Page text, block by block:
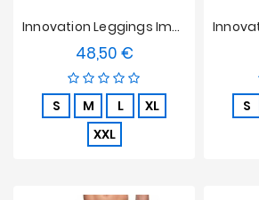
Innovation Leggings Impetus - Schwarz
48,50 €Preis
S M L
XL
XXL
S